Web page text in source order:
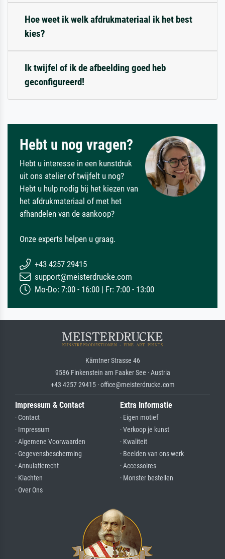
Hoe weet ik welk afdrukmateriaal ik het best
kies?
Ik twijfel of ik de afbeelding goed heb
geconfigureerd!
Hebt u nog vragen?
Hebt u interesse in een kunstdruk
uit ons atelier of twijfelt u nog?
Hebt u hulp nodig bij het kiezen van
het afdrukmateriaal of met het
afhandelen van de aankoop?
Onze experts helpen u graag.
+43 4257 29415
support@meisterdrucke.com
Mo-Do: 7:00 - 16:00 | Fr: 7:00 - 13:00
Kärntner Strasse 46
9586 Finkenstein am Faaker See · Austria
+43 4257 29415 · office@meisterdrucke.com
Impressum & Contact
· Contact
· Impressum
· Algemene Voorwaarden
· Gegevensbescherming
· Annulatierecht
· Klachten
· Over Ons
Extra Informatie
· Eigen motief
· Verkoop je kunst
· Kwaliteit
· Beelden van ons werk
· Accessoires
· Monster bestellen